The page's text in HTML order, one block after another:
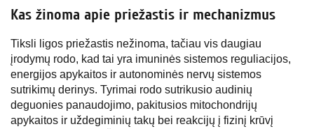
Kas žinoma apie priežastis ir mechanizmus
Tiksli ligos priežastis nežinoma, tačiau vis daugiau
įrodymų rodo, kad tai yra imuninės sistemos reguliacijos,
energijos apykaitos ir autonominės nervų sistemos
sutrikimų derinys. Tyrimai rodo sutrikusio audinių
deguonies panaudojimo, pakitusios mitochondrijų
apykaitos ir uždegiminių takų bei reakcijų į fizinį krūvį